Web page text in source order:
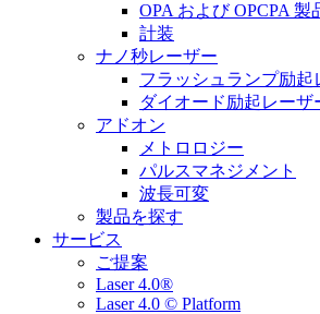
OPA および OPCPA 製
計装
ナノ秒レーザー
フラッシュランプ励起
ダイオード励起レーザ
アドオン
メトロロジー
パルスマネジメント
波長可変
製品を探す
サービス
ご提案
Laser 4.0®
Laser 4.0 © Platform